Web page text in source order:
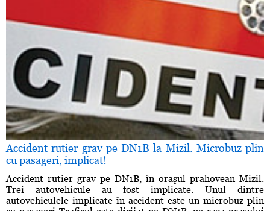
Accident rutier grav pe DN1B la Mizil. Microbuz plin
cu pasageri, implicat!
Accident rutier grav pe DN1B, în oraşul prahovean Mizil.
Trei autovehicule au fost implicate. Unul dintre
autovehiculele implicate în accident este un microbuz plin